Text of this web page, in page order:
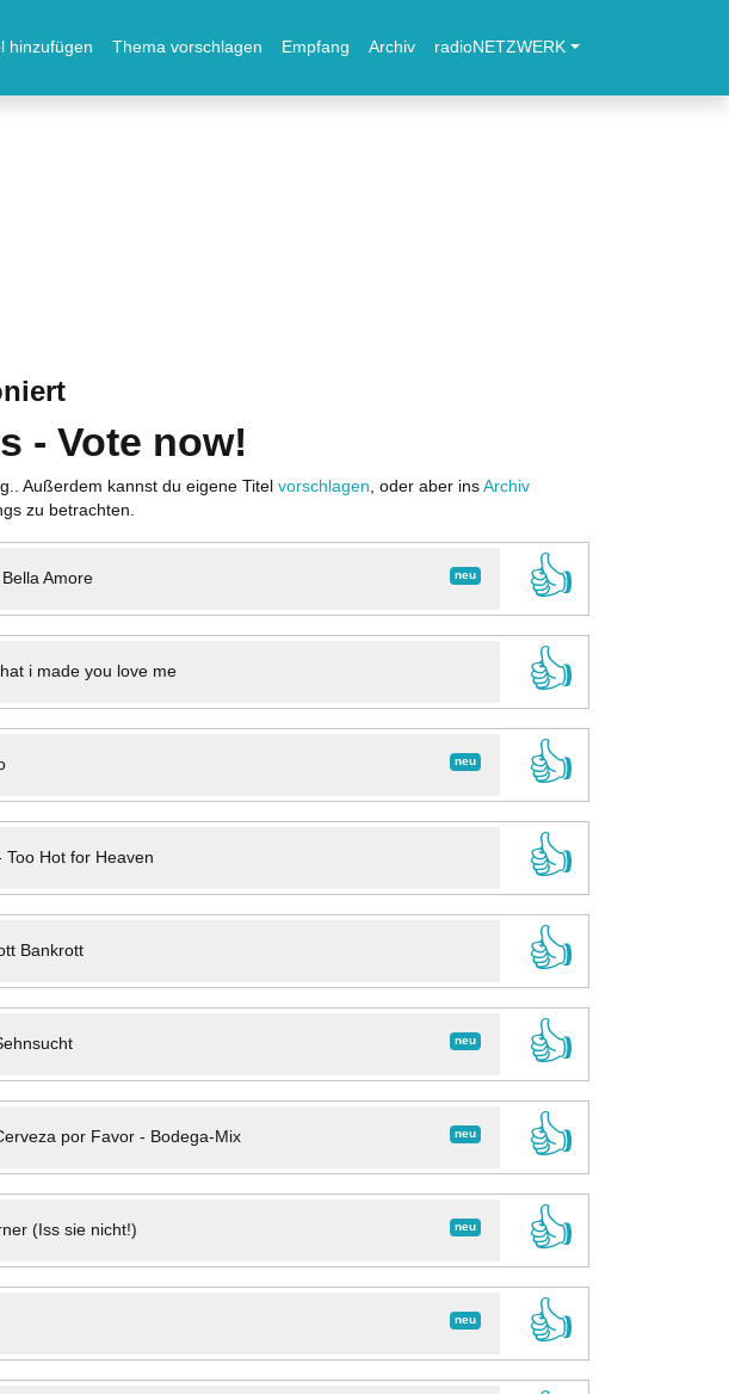
hinzufügen Thema vorschlagen Empfang Archiv radioNETZWERK
- Vote now!
Außerdem kannst du eigene Titel vorschlagen , oder aber ins Archiv
zu betrachten.
neu
Bella Amore
👍
i made you love me
👍
neu
👍
Too Hot for Heaven
👍
Bankrott
👍
neu
👍
neu
por Favor - Bodega-Mix
👍
neu
(Iss sie nicht!)
👍
neu
👍